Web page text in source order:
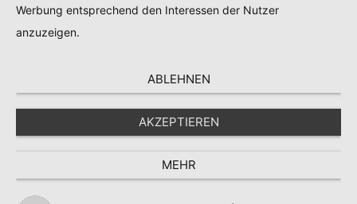
Werbung entsprechend den Interessen der Nutzer
anzuzeigen.
ABLEHNEN
AKZEPTIEREN
MEHR